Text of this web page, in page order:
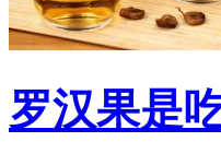
罗汉果是